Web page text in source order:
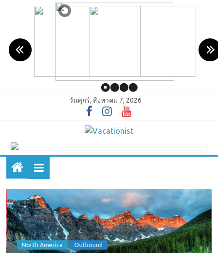
วันศุกร์, สิงหาคม 7, 2026
North America Outbound